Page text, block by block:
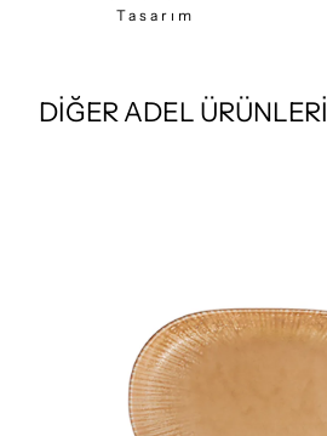
Tasarım
DİĞER ADEL ÜRÜNLERİ